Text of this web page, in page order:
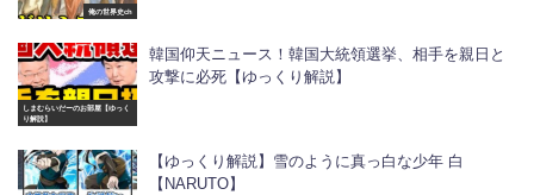
俺の世界史ch
しまむらいだーのお部屋【ゆっく
り解説】
韓国仰天ニュース！韓国大統領選挙、相手を親日と
攻撃に必死【ゆっくり解説】
【ゆっくり解説】雪のように真っ白な少年 白
【NARUTO】